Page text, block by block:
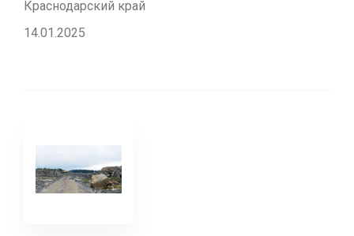
Краснодарский край
14.01.2025